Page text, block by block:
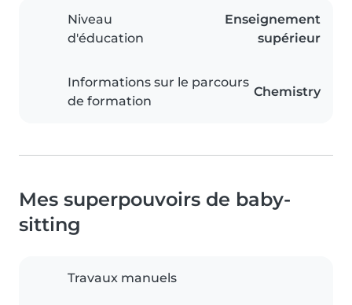
Niveau
d'éducation
Enseignement
supérieur
Informations sur le parcours
de formation
Chemistry
Mes superpouvoirs de baby-
sitting
Travaux manuels